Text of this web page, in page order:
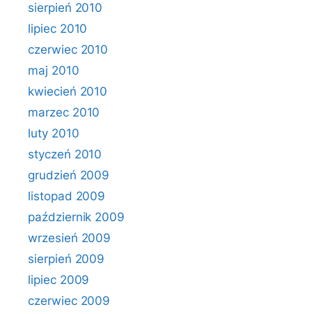
sierpień 2010
lipiec 2010
czerwiec 2010
maj 2010
kwiecień 2010
marzec 2010
luty 2010
styczeń 2010
grudzień 2009
listopad 2009
październik 2009
wrzesień 2009
sierpień 2009
lipiec 2009
czerwiec 2009